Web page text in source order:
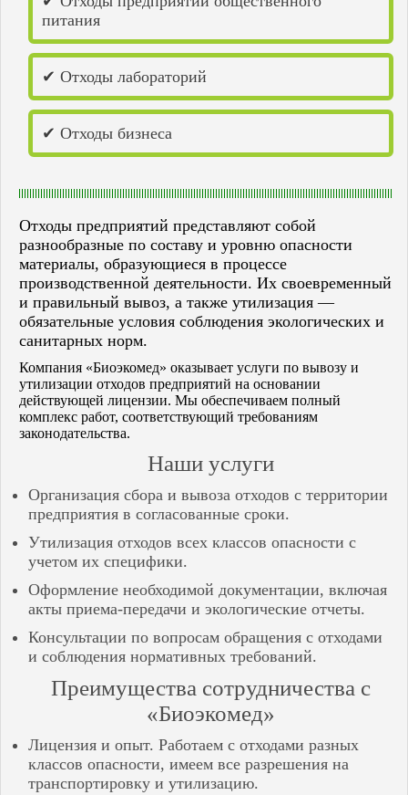
Пенза
Пермь
Пугачёв
Салават
Самара
Саранск
Саратов
Саров
Сердобск
Слободской
Соликамск
Соль-Илецк
Спасск
Стерлитамак
Сызрань
Тольятти
Туймазы
Ундоры
Урюпинск
Уфа
Хвалынск
Чайковский
Чистополь
Чкаловск
Чусовой
Энгельс
питания
✔ Отходы лабораторий
✔ Отходы бизнеса
Отходы предприятий представляют собой
разнообразные по составу и уровню опасности
материалы, образующиеся в процессе
производственной деятельности. Их своевременный
и правильный вывоз, а также утилизация —
обязательные условия соблюдения экологических и
санитарных норм.
Компания «Биоэкомед» оказывает услуги по вывозу и
утилизации отходов предприятий на основании
действующей лицензии. Мы обеспечиваем полный
комплекс работ, соответствующий требованиям
законодательства.
Наши услуги
Организация сбора и вывоза отходов с территории
предприятия в согласованные сроки.
Утилизация отходов всех классов опасности с
учетом их специфики.
Оформление необходимой документации, включая
акты приема-передачи и экологические отчеты.
Консультации по вопросам обращения с отходами
и соблюдения нормативных требований.
Преимущества сотрудничества с
«Биоэкомед»
Лицензия и опыт. Работаем с отходами разных
классов опасности, имеем все разрешения на
транспортировку и утилизацию.